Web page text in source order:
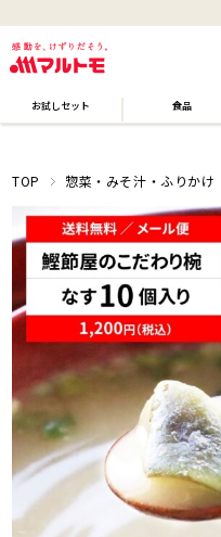
お試しセット 食品
TOP 惣菜・みそ汁・ふりかけ